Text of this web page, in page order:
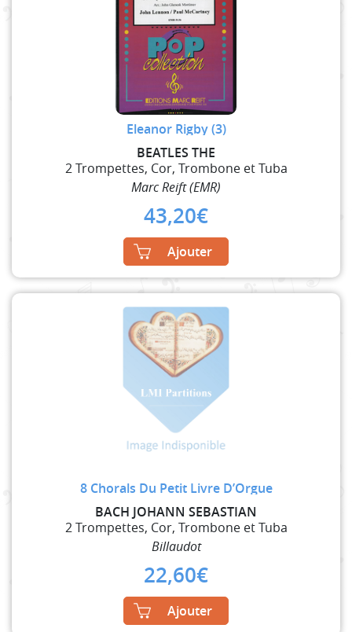
Eleanor Rigby (3)
BEATLES THE
2 Trompettes, Cor, Trombone et Tuba
Marc Reift (EMR)
43,20€
Ajouter
8 Chorals Du Petit Livre D’Orgue
BACH JOHANN SEBASTIAN
2 Trompettes, Cor, Trombone et Tuba
Billaudot
22,60€
Ajouter